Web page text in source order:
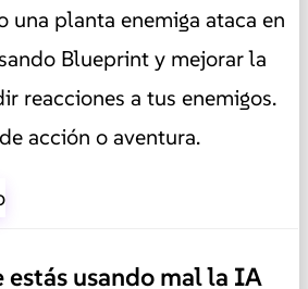
una planta enemiga ataca en
Blueprint y mejorar la
reacciones a tus enemigos.
acción o aventura.
usando mal la IA